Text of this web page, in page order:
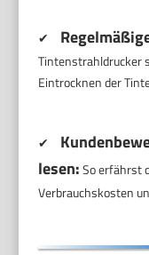
✔
Tintenstrahldrucker
Eintrocknen der
✔
lesen:So erfährst
Verbrauchskosten